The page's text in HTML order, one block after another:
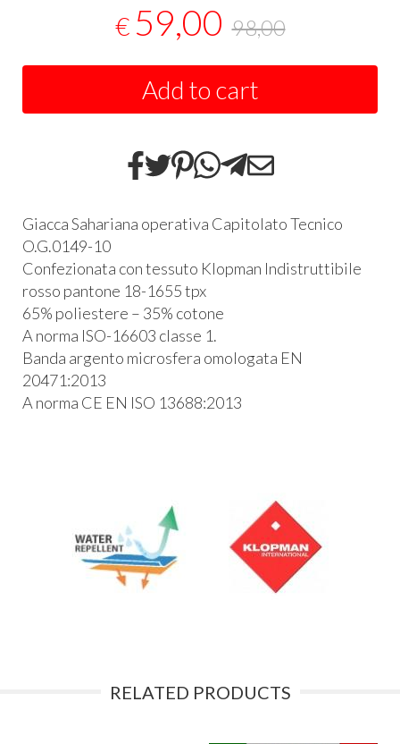
€ 59,00 98,00
Add to cart
Giacca Sahariana operativa Capitolato Tecnico
O.G.0149-10
Confezionata con tessuto Klopman Indistruttibile
rosso pantone 18-1655 tpx
65% poliestere – 35% cotone
A norma ISO-16603 classe 1.
Banda argento microsfera omologata EN
20471:2013
A norma CE EN ISO 13688:2013
RELATED PRODUCTS